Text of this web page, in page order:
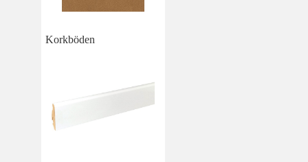
Korkböden